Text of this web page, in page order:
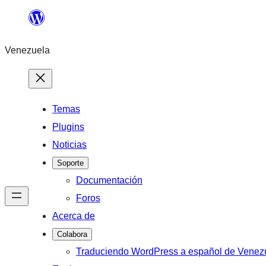
Saltar
contenido
Venezuela
Temas
Plugins
Noticias
Soporte
Documentación
Foros
Acerca de
Colabora
Traduciendo WordPress a español de